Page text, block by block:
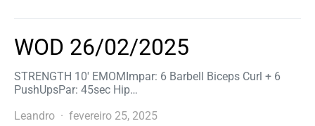
WOD 26/02/2025
STRENGTH 10′ EMOMImpar: 6 Barbell Biceps Curl + 6
PushUpsPar: 45sec Hip…
Leandro
fevereiro 25, 2025